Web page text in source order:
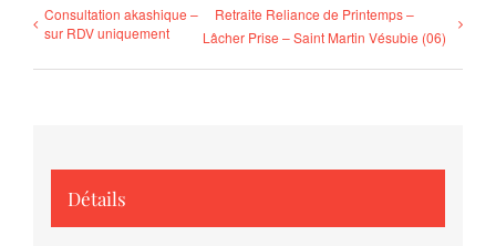
Consultation akashique –
sur RDV uniquement
Retraite Reliance de Printemps –
Lâcher Prise – Saint Martin Vésubie (06)
Détails